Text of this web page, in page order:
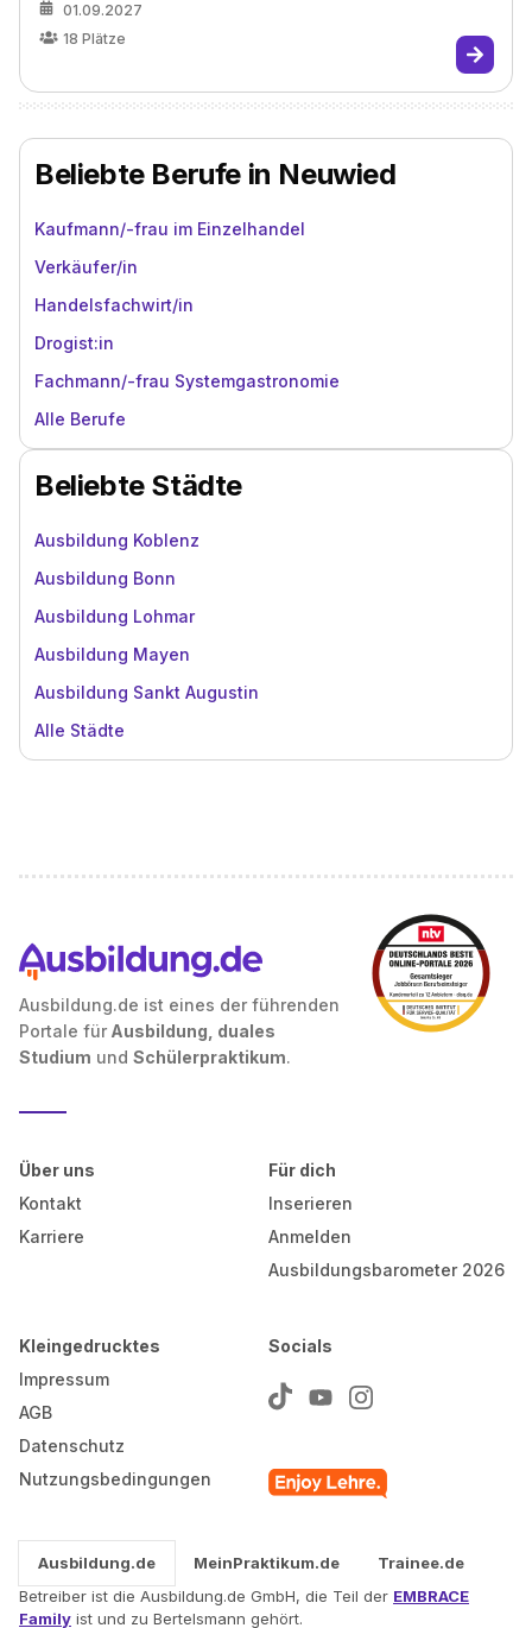
01.09.2027
18 Plätze
Beliebte Berufe in Neuwied
Kaufmann/-frau im Einzelhandel
Verkäufer/in
Handelsfachwirt/in
Drogist:in
Fachmann/-frau Systemgastronomie
Alle Berufe
Beliebte Städte
Ausbildung Koblenz
Ausbildung Bonn
Ausbildung Lohmar
Ausbildung Mayen
Ausbildung Sankt Augustin
Alle Städte
Ausbildung.de ist eines der führenden
Portale für Ausbildung, duales
Studium und Schülerpraktikum.
Über uns
Kontakt
Karriere
Für dich
Inserieren
Anmelden
Ausbildungsbarometer 2026
Kleingedrucktes
Impressum
AGB
Datenschutz
Nutzungsbedingungen
Socials
Ausbildung.de MeinPraktikum.de
Trainee.de
Betreiber ist die Ausbildung.de GmbH, die Teil der EMBRACE
Family ist und zu Bertelsmann gehört.